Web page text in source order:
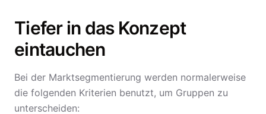
Tiefer in das Konzept
eintauchen
Bei der Marktsegmentierung werden normalerweise
die folgenden Kriterien benutzt, um Gruppen zu
unterscheiden: